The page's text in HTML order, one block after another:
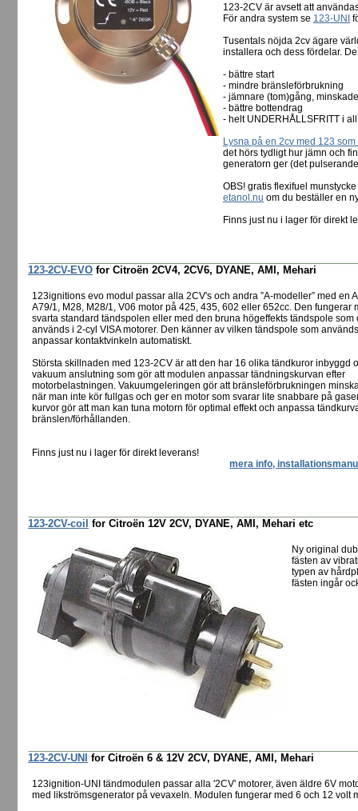
123-2CV är avsett att
För andra system se 123-UNI
Tusentals nöjda 2cv ägare
installera och dess fördelar.
- bättre start
- mindre bränsleförbrukning
- jämnare (tom)gång,
- bättre bottendrag
- helt UNDERHÅLLSFRITT i
Lysna på en 2cv med 123 som
det hörs tydligt hur jämn och
generatorn ger (det
OBS! gratis flexifuel
etanol.nu om du beställer en
Finns just nu i lager för direkt
123-2CV-EVO for Citroën 2CV4, 2CV6, DYANE, AMI, Mehari
123ignitions evo modul passar alla 2CV's och andra ”A-modeller” med en
A79/1, M28, M28/1, V06 motor på 425, 435, 602 eller 652cc. Den fungerar
svarta standard tändspolen eller med den bruna högeffekts tändspole som
används i 2-cyl VISA motorer. Den känner av vilken tändspole som
anpassar kontaktvinkeln automatiskt.
Största skillnaden med 123-2CV är att den har 16 olika tändkuror inbyggd
vakuum anslutning som gör att modulen anpassar tändningskurvan efter
motorbelastningen. Vakuumgeleringen gör att bränsleförbrukningen
när man inte kör fullgas och ger en motor som svarar lite snabbare på
kurvor gör att man kan tuna motorn för optimal effekt och anpassa
bränslen/förhållanden.
Finns just nu i lager för direkt leverans!
mera info,
123-2CV-coil for Citroën 12V 2CV, DYANE, AMI, Mehari etc
Ny original
fästen av
typen av
fästen ingår
123-2CV-UNI for Citroën 6 & 12V 2CV, DYANE, AMI, Mehari
123ignition-UNI tändmodulen passar alla '2CV' motorer, även äldre 6V
med likströmsgenerator på vevaxeln. Modulen fungerar med 6 och 12 volt